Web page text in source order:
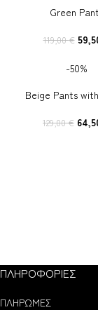
Green
119,00€
-50%
Beige Pants
129,00€
ΠΛΗΡΟΦΟΡΙΕΣ
ΠΛΗΡΩΜΕΣ